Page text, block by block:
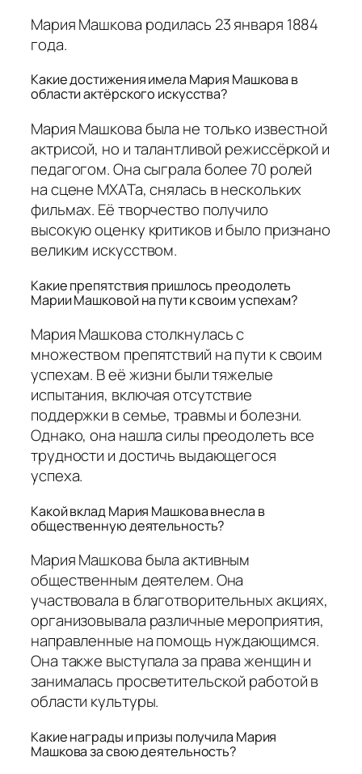
Мария Машкова родилась 23 января 1884
года.
Какие достижения имела Мария Машкова в
области актёрского искусства?
Мария Машкова была не только известной
актрисой, но и талантливой режиссёркой и
педагогом. Она сыграла более 70 ролей
на сцене МХАТа, снялась в нескольких
фильмах. Её творчество получило
высокую оценку критиков и было признано
великим искусством.
Какие препятствия пришлось преодолеть
Марии Машковой на пути к своим успехам?
Мария Машкова столкнулась с
множеством препятствий на пути к своим
успехам. В её жизни были тяжелые
испытания, включая отсутствие
поддержки в семье, травмы и болезни.
Однако, она нашла силы преодолеть все
трудности и достичь выдающегося
успеха.
Какой вклад Мария Машкова внесла в
общественную деятельность?
Мария Машкова была активным
общественным деятелем. Она
участвовала в благотворительных акциях,
организовывала различные мероприятия,
направленные на помощь нуждающимся.
Она также выступала за права женщин и
занималась просветительской работой в
области культуры.
Какие награды и призы получила Мария
Машкова за свою деятельность?